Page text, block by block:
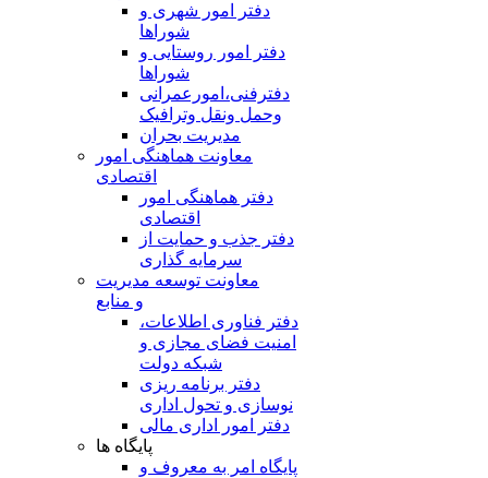
دفتر امور شهری و
شوراها
دفتر امور روستایی و
شوراها
دفترفنی،امورعمرانی
وحمل ونقل وترافيک
مدیریت بحران
معاونت هماهنگی امور
اقتصادی
دفتر هماهنگی امور
اقتصادی
دفتر جذب و حمایت از
سرمایه گذاری
معاونت توسعه مدیریت
و منابع
دفتر فناوری اطلاعات،
امنیت فضای مجازی و
شبکه دولت
دفتر برنامه ریزی
نوسازی و تحول اداری
دفتر امور اداری مالی
پایگاه ها
پایگاه امر به معروف و